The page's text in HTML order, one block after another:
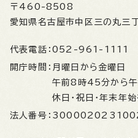
〒460-8508
愛知県名古屋市中区三の丸三
代表電話： 052-961-1111
開庁時間： 月曜日から金曜日
午前8時45分から
休日・祝日・年末年始
法人番号：